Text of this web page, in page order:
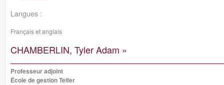
Langues :
Français et anglais
CHAMBERLIN, Tyler Adam »
Professeur adjoint
École de gestion Telfer